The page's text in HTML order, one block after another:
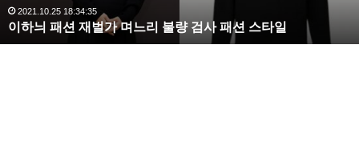
며
느
리
2021.10.25 18:34:35
이하늬 패션 재벌가 며느리 불량 검사 패션 스타일